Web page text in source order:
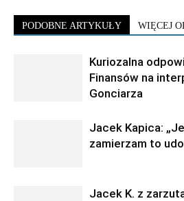
PODOBNE ARTYKUŁY WIĘCEJ
Kuriozalna
Finansów na
Gonciarza
Jacek Kapica:
zamierzam to
Jacek K. z